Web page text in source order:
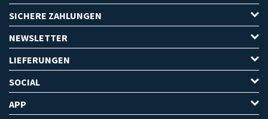
SICHERE ZAHLUNGEN
NEWSLETTER
LIEFERUNGEN
SOCIAL
APP